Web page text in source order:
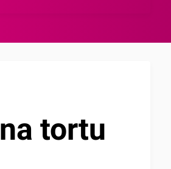
tortu